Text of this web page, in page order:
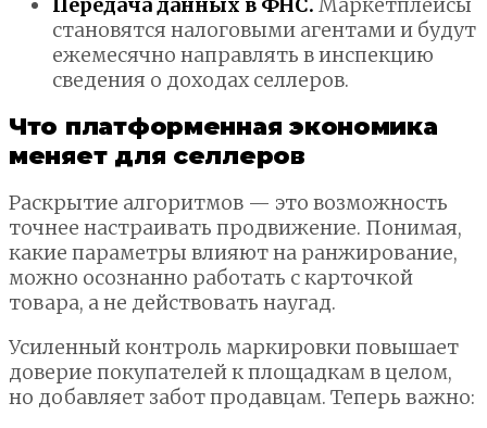
становятся налоговыми агентами и будут
ежемесячно направлять в инспекцию
сведения о доходах селлеров.
Что платформенная экономика
меняет для селлеров
Раскрытие алгоритмов — это возможность
точнее настраивать продвижение. Понимая,
какие параметры влияют на ранжирование,
можно осознанно работать с карточкой
товара, а не действовать наугад.
Усиленный контроль маркировки повышает
доверие покупателей к площадкам в целом,
но добавляет забот продавцам. Теперь важно: